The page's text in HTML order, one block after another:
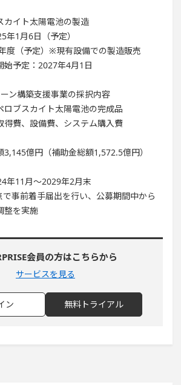
カイト太陽電池の製造
年1月6日（予定）
度（予定）※現有設備での製造販売
始予定：2027年4月1日
ン構築支援事業の採択内容
ロブスカイト太陽電池の完成品
得費、設備費、システム購入費
億円（補助金総額1,572.5億円）
年11月～2029年2月末
事前着手届出を行い、公募期間中から
整を実施
会員の方はこちらから
サービスを見る
ン 無料トライアル